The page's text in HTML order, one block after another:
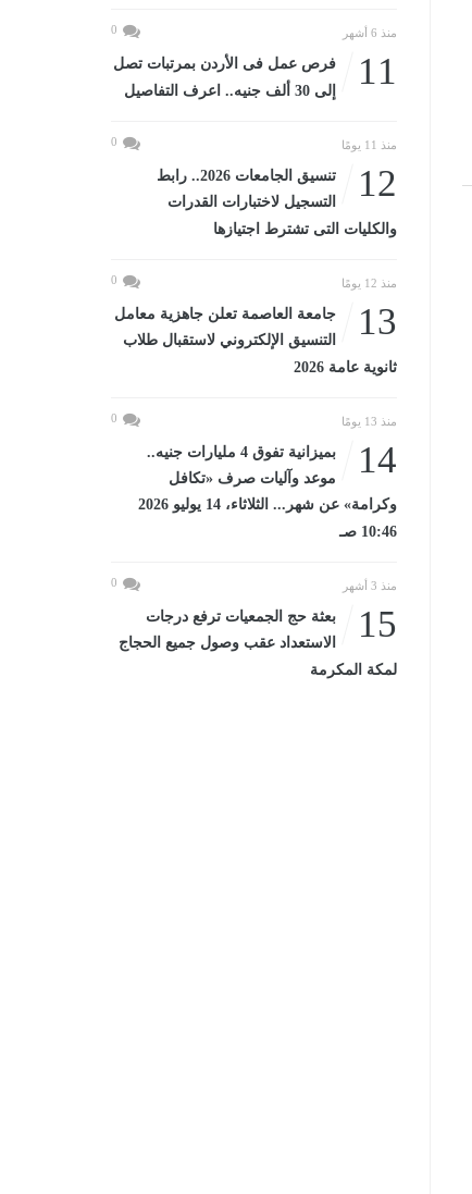
منذ 6 أشهر 0
11
فرص عمل فى الأردن بمرتبات تصل
إلى 30 ألف جنيه.. اعرف التفاصيل
منذ 11 يومًا 0
12
تنسيق الجامعات 2026.. رابط
التسجيل لاختبارات القدرات
والكليات التى تشترط اجتيازها
منذ 12 يومًا 0
13
جامعة العاصمة تعلن جاهزية معامل
التنسيق الإلكتروني لاستقبال طلاب
ثانوية عامة 2026
منذ 13 يومًا 0
14
بميزانية تفوق 4 مليارات جنيه..
موعد وآليات صرف «تكافل
وكرامة» عن شهر... الثلاثاء، 14 يوليو 2026
10:46 صـ
منذ 3 أشهر 0
15
بعثة حج الجمعيات ترفع درجات
الاستعداد عقب وصول جميع الحجاج
لمكة المكرمة